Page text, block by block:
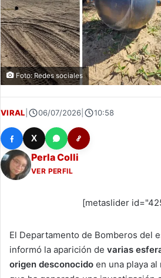
Foto: Redes sociales
VIRAL 06/07/2026| 10:58
X
Perla Colli
VER PERFIL
[metaslider
El Departamento de Bomberos del
informó la aparición de varias
origen desconocido en una playa